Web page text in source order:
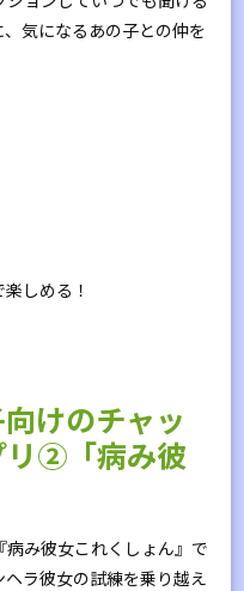
気になるあの子との仲を
しめる！
けのチャッ
リ②「病み彼
み彼女これくしょん』で
ラ彼女の試練を乗り越え